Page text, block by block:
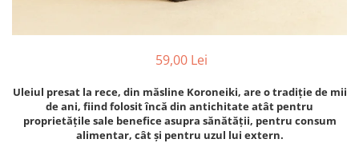
TOATE PRODUSELE
59,00 Lei
Uleiul presat la rece, din măsline Koroneiki, are o tradiție de mii
de ani, fiind folosit încă din antichitate atât pentru
proprietățile sale benefice asupra sănătății, pentru consum
alimentar, cât și pentru uzul lui extern.